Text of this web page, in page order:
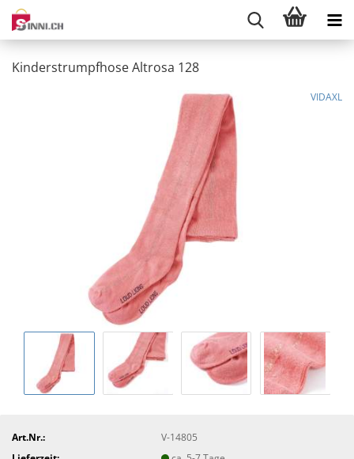
Kinderstrumpfhose Altrosa 128
VIDAXL
Art.Nr.:
V-14805